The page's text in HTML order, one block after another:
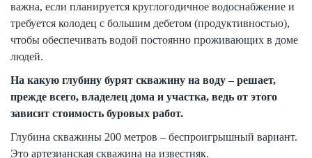
важна, если планируется круглогодичное водоснабжение и
требуется колодец с большим дебетом (продуктивностью),
чтобы обеспечивать водой постоянно проживающих в доме
людей.
На какую глубину бурят скважину на воду – решает,
прежде всего, владелец дома и участка, ведь от этого
зависит стоимость буровых работ.
Глубина скважины 200 метров – беспроигрышный вариант.
Это артезианская скважина на известняк.